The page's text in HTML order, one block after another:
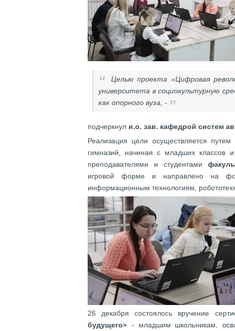
Целью проекта «Цифровая
университета в социокультурную
как опорного вуза, -
подчеркнул и.о. зав. кафедрой систем
Реализация цели осуществляется
гимназий, начиная с младших классов
преподавателями и студентами
игровой форме и направлено на
информационным технологиям,
26 декабря состоялось вручение
будущего» - младшим школьникам,